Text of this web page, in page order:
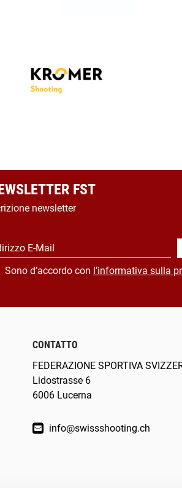
FST
newsletter
E-Mail
Sono d’accordo con l’informativa sulla
CONTATTO
FEDERAZIONE SPORTIVA
Lidostrasse 6
6006 Lucerna
info@swissshooting.ch